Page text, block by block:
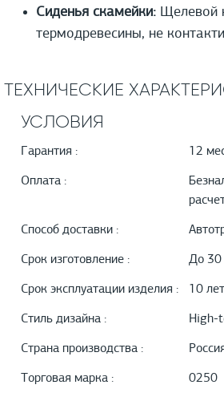
Сиденья скамейки: Щелевой
термодревесины, не
ТЕХНИЧЕСКИЕ
УСЛОВИЯ
Гарантия : 12
Оплата :
Способ доставки :
Срок изготовление : До 30
Срок эксплуатации изделия : 10 лет
Стиль дизайна : High-
Страна производства :
Торговая марка : 0250